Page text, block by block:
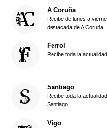
A Coruña
Recibe de lunes a
destacada de A Coruña
Ferrol
Recibe toda la
Santiago
Recibe toda la
Santiago
Vigo